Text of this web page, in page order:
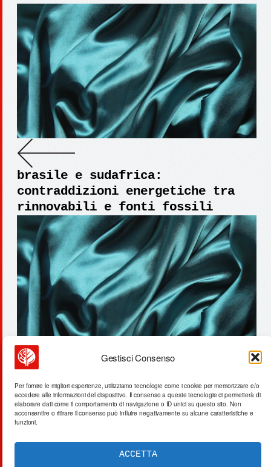
Gestisci Consenso
Per fornire le migliori esperienze, utilizziamo tecnologie come i cookie per memorizzare e/o
accedere alle informazioni del dispositivo. Il consenso a queste tecnologie ci permetterà di
elaborare dati come il comportamento di navigazione o ID unici su questo sito. Non
acconsentire o ritirare il consenso può influire negativamente su alcune caratteristiche e
funzioni.
ACCETTA
brasile e sudafrica:
contraddizioni energetiche tra
rinnovabili e fonti fossili
svezia ev: ricarica differita al
64,9% – limiti energetici